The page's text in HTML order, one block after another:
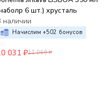
6 шт.) хрусталь
наличии
Начислим +502 бонусов
031 ₽11 069 ₽